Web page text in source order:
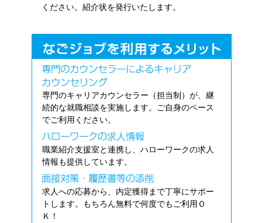
ください。紹介状を発行いたします。
専門のキャリアカウンセラー（担当制）が、継
続的な就職相談を実施します。ご自身のペース
でご利用ください。
職業紹介支援室と連携し、ハローワークの求人
情報も提供しています。
求人への応募から、内定獲得まで丁寧にサポー
トします。もちろん無料で何度でもご利用Ｏ
Ｋ！